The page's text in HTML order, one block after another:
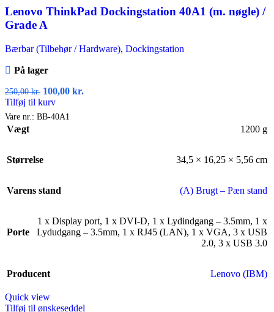
Lenovo ThinkPad Dockingstation 40A1 (m. nøgle) /
Grade A
Bærbar (Tilbehør / Hardware), Dockingstation
På lager
250,00kr. 100,00 kr.
Tilføj til kurv
Vare nr.: BB-40A1
Vægt 1200 g
Størrelse 34,5 × 16,25 × 5,56 cm
Varens stand (A) Brugt – Pæn stand
Porte
1 x Display port, 1 x DVI-D, 1 x Lydindgang – 3.5mm, 1 x
Lydudgang – 3.5mm, 1 x RJ45 (LAN), 1 x VGA, 3 x USB
2.0, 3 x USB 3.0
Producent Lenovo (IBM)
Quick view
Tilføj til ønskeseddel